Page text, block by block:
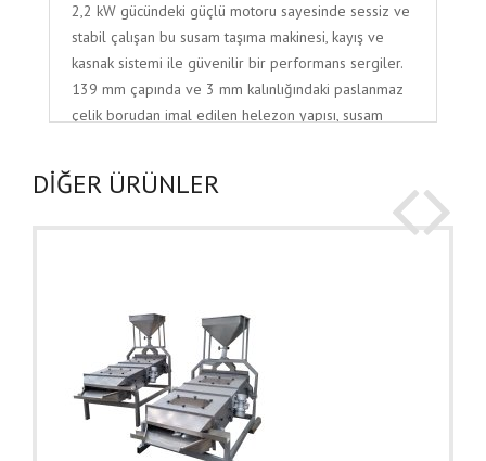
2,2 kW gücündeki güçlü motoru sayesinde sessiz ve
stabil çalışan bu susam taşıma makinesi, kayış ve
kasnak sistemi ile güvenilir bir performans sergiler.
139 mm çapında ve 3 mm kalınlığındaki paslanmaz
çelik borudan imal edilen helezon yapısı, susam
Ayrıca modüler tasarımı sayesinde, farklı susam
işleme tesislerine ve üretim hatlarına kolayca
ekipmanlarınızla tam uyumlu çalışarak, tesisinizin
üretim kapasitesini artırır ve iş süreçlerinizi optimize
eder.
DİĞER ÜRÜNLER